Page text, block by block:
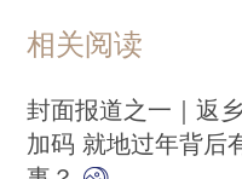
相关阅读
封面报道之一｜返
加码 就地过年背后